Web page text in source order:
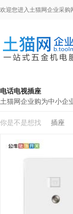
欢迎您进入土猫网企业采购
电话电视插座
土猫网企业购为中小企
你是不是想找 插座